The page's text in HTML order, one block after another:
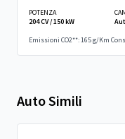
POTENZA
204 CV / 150 kW
Emissioni CO2**: 165 g/Km
Auto Simili